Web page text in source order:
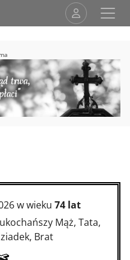
w wieku 74 lat
Mąż, Tata,
Brat